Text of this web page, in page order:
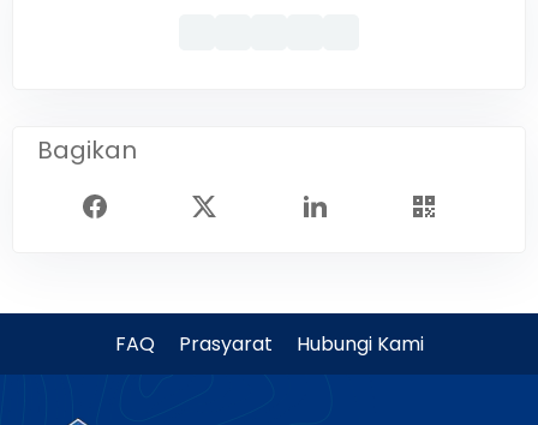
Bagikan
FAQ Prasyarat Hubungi Kami